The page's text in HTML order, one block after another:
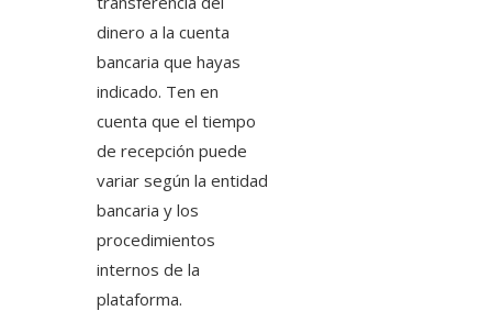
dinero a la cuenta
bancaria que hayas
indicado. Ten en
cuenta que el tiempo
de recepción puede
variar según la entidad
bancaria y los
procedimientos
internos de la
plataforma.